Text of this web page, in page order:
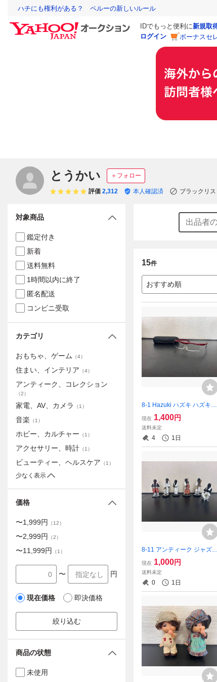
ハチにも権利がある？ ペルーの新しいルール
IDでもっと便利に新規取
ログイン
ボーナスセ
とうかい ＋フォロー
評価 2,312 本人確認済 ブラックリ
15件
おすすめ順
8-1 Hazuki ハズキ ハズキル
ーペ 1.6ｘ 1.6倍 赤 ケース有
画像分 現状品 返品交換不可
現在 1,400円
送料未定
4 1日
8-11 アンティーク ジャズバ
ンド 黒人 6体セット フィギ
ュア 置物 置き物 人形 ミュー
ジック 画像分 現状品 返品交
換不可
現在 1,000円
送料未定
0 1日
対象商品
鑑定付き
新着
送料無料
1時間以内に終了
匿名配送
コンビニ受取
カテゴリ
おもちゃ、ゲーム （4）
住まい、インテリア （4）
アンティーク、コレクション
（2）
家電、AV、カメラ （1 ）
音楽 （1 ）
ホビー、カルチャー （1 ）
アクセサリー、時計 （1 ）
ビューティー、ヘルスケア （1 ）
少なく表示
価格
〜1,999円 （12）
〜2,999円 （2）
〜11,999円 （1 ）
〜 円
現在価格 即決価格
絞り込む
商品の状態
未使用